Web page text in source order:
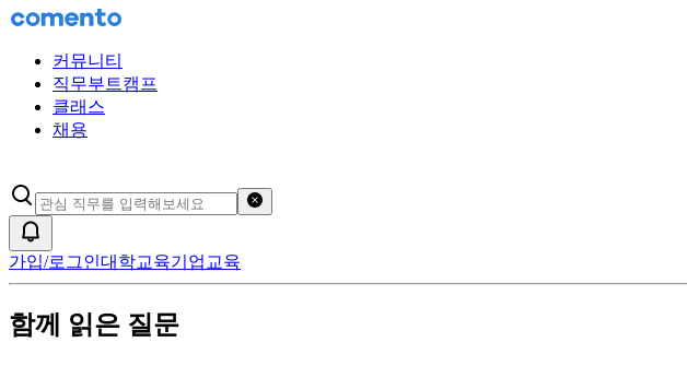
커뮤니티
직무부트캠프
클래스
채용
가입/로그인대학교육기업교육
함께 읽은 질문